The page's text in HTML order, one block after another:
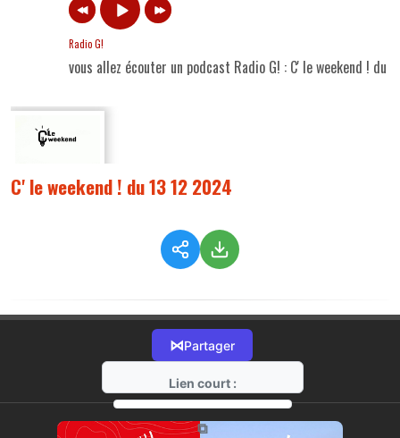
Radio G!
vous allez écouter un podcast Radio G! : C' le weekend ! du
C' le weekend ! du 13 12 2024
⋈Partager
Lien court :
https://radio-g.fr?16104
⧉